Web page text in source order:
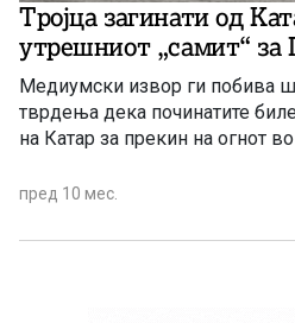
Тројца загинати од
утрешниот „самит“ за
Медиумски извор ги побива
тврдења дека починатите
на Катар за прекин на огнот во
пред 10 мес.